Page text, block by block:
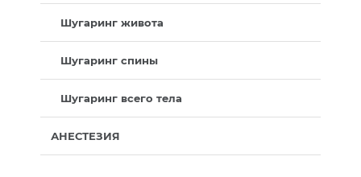
Шугаринг живота
Шугаринг спины
Шугаринг всего тела
АНЕСТЕЗИЯ